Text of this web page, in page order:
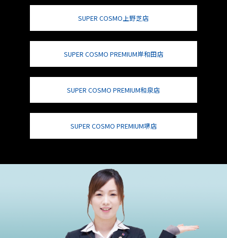
SUPER COSMO上野芝店
SUPER COSMO PREMIUM岸和田店
SUPER COSMO PREMIUM和泉店
SUPER COSMO PREMIUM堺店